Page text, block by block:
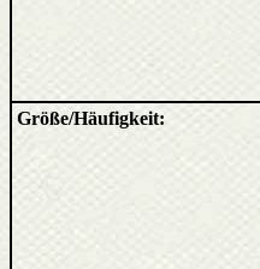
Größe/Häufigkeit: